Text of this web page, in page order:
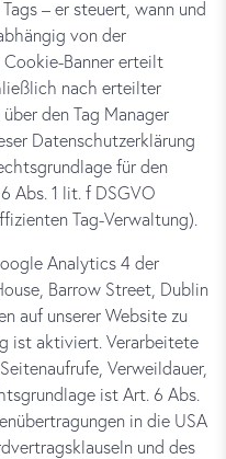
– er steuert, wann und
von der
Banner erteilt
nach erteilter
den Tag Manager
Datenschutzerklärung
für den
Abs. 1 lit. f DSGVO
Tag-Verwaltung).
Analytics 4 der
Barrow Street, Dublin
auf unserer Website zu
ist aktiviert. Verarbeitete
Verweildauer,
ist Art. 6 Abs.
in die USA
und des